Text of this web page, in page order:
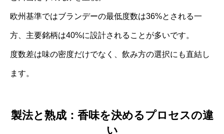
欧州基準ではブランデーの最低度数は36%とされる一
方、主要銘柄は40%に設計されることが多いです。
度数差は味の密度だけでなく、飲み方の選択にも直結し
ます。
製法と熟成：香味を決めるプロセスの違
い